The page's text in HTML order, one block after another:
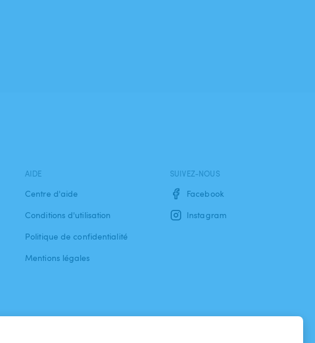
AIDE
Centre d'aide
Conditions d'utilisation
Politique de confidentialité
Mentions légales
SUIVEZ-NOUS
Facebook
Instagram